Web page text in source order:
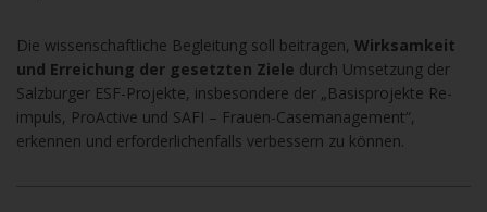
Die wissenschaftliche Begleitung soll beitragen, Wirksamkeit
und Erreichung der gesetzten Ziele durch Umsetzung der
Salzburger ESF-Projekte, insbesondere der „Basisprojekte Re-
impuls, ProActive und SAFI – Frauen-Casemanagement“,
erkennen und erforderlichenfalls verbessern zu können.